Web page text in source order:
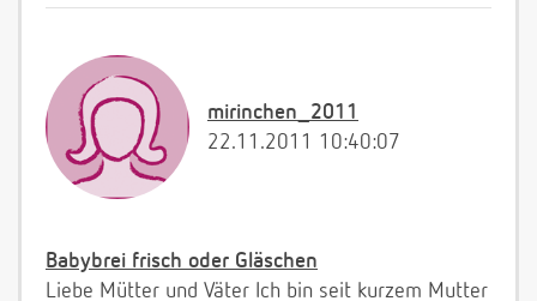
mirinchen_2011
22.11.2011 10:40:07
Babybrei frisch oder Gläschen
Liebe Mütter und Väter Ich bin seit kurzem Mutter